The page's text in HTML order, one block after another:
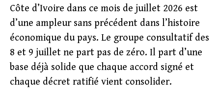
Côte d’Ivoire dans ce mois de juillet 2026 est
d’une ampleur sans précédent dans l’histoire
économique du pays. Le groupe consultatif des
8 et 9 juillet ne part pas de zéro. Il part d’une
base déjà solide que chaque accord signé et
chaque décret ratifié vient consolider.